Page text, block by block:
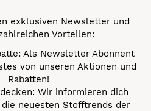
exklusiven Newsletter und
Vorteilen:
Als Newsletter Abonnent
von unseren Aktionen und
Rabatten!
Wir informieren dich
neuesten Stofftrends der